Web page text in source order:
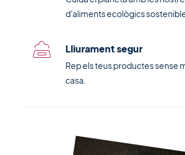
d'aliments ecològics
Lliurament segur
Rep els teus productes sense
casa.